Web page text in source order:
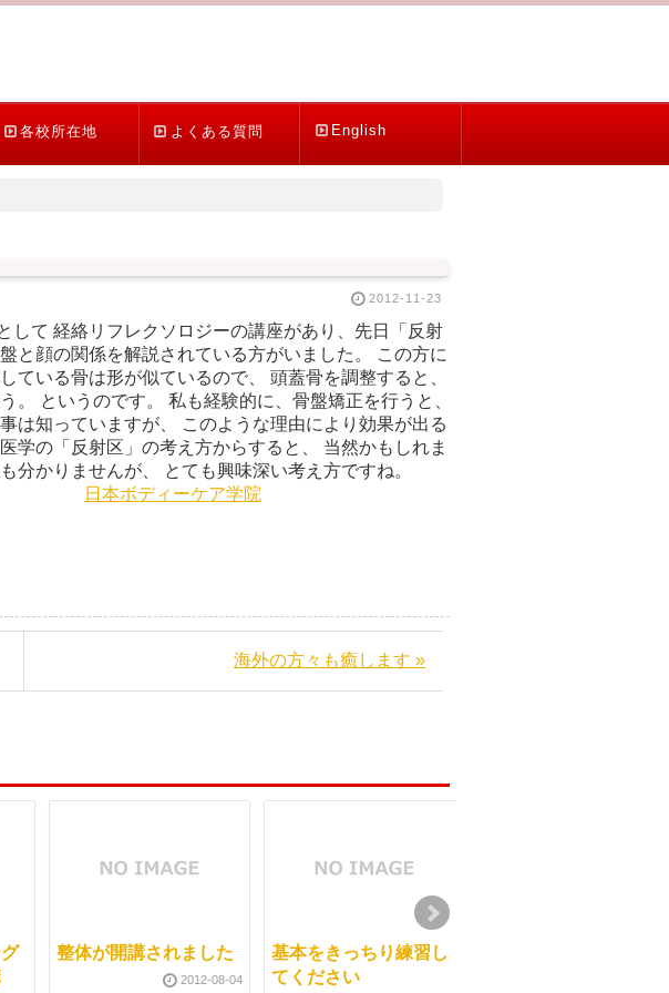
各校所在地 よくある質問 English
2012-11-23
して 経絡リフレクソロジーの講座があり、先日「反射
と顔の関係を解説されている方がいました。 この方に
ている骨は形が似ているので、 頭蓋骨を調整すると、
。 というのです。 私も経験的に、骨盤矯正を行うと、
は知っていますが、 このような理由により効果が出る
学の「反射区」の考え方からすると、 当然かもしれま
分かりませんが、 とても興味深い考え方ですね。
日本ボディーケア学院
海外の方々も癒します »
整体が開講されました
2012-08-04
基本をきっちり練習し
てください